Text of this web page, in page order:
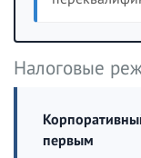
Налоговые
первым